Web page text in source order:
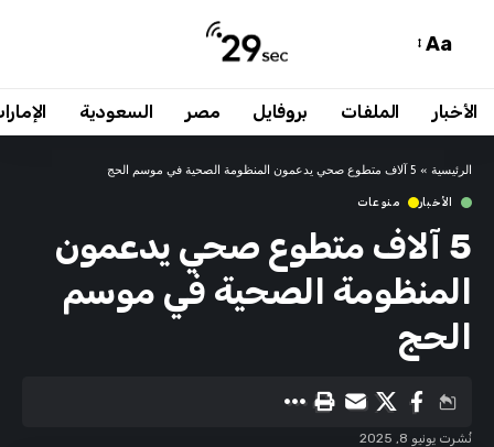
Aa
الأخبار الملفات بروفايل مصر السعودية
الرئيسية » 5 آلاف متطوع صحي يدعمون المنظومة الصحية في موسم الحج
الأخبار منوعات
5 آلاف متطوع صحي يدعمون
المنظومة الصحية في موسم
الحج
نُشرت يونيو 8, 2025